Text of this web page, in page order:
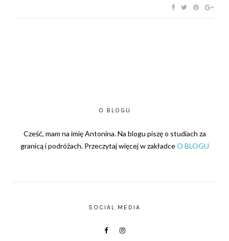
O BLOGU
Cześć, mam na imię Antonina. Na blogu piszę o studiach za
granicą i podróżach. Przeczytaj więcej w zakładceO BLOGU
SOCIAL MEDIA